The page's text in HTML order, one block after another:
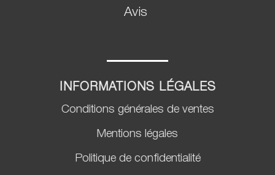
Avis
INFORMATIONS LÉGALES
Conditions générales de ventes
Mentions légales
Politique de confidentialité